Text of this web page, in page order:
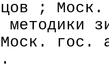
; Моск.
методики
гос.